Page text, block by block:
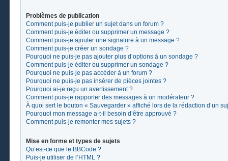
Problèmes de publication
Comment puis-je publier un sujet dans un forum ?
Comment puis-je éditer ou supprimer un message ?
Comment puis-je ajouter une signature à un message ?
Comment puis-je créer un sondage ?
Pourquoi ne puis-je pas ajouter plus d’options à un sondage ?
Comment puis-je éditer ou supprimer un sondage ?
Pourquoi ne puis-je pas accéder à un forum ?
Pourquoi ne puis-je pas insérer de pièces jointes ?
Pourquoi ai-je reçu un avertissement ?
Comment puis-je rapporter des messages à un modérateur ?
À quoi sert le bouton « Sauvegarder » affiché lors de la rédaction d’un
Pourquoi mon message a-t-il besoin d’être approuvé ?
Comment puis-je remonter mes sujets ?
Mise en forme et types de sujets
Qu’est-ce que le BBCode ?
Puis-je utiliser de l’HTML ?